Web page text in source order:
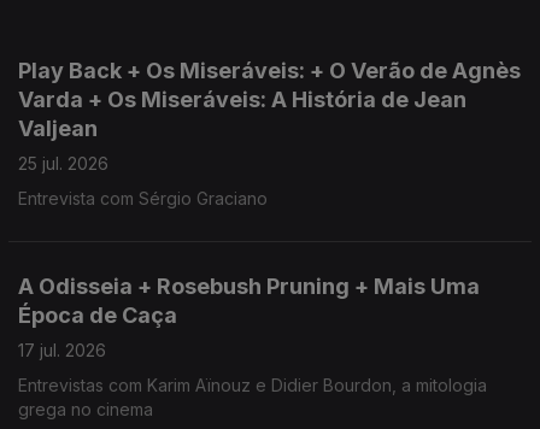
Play Back + Os Miseráveis: + O Verão de Agnès
Varda + Os Miseráveis: A História de Jean
Valjean
25 jul. 2026
Entrevista com Sérgio Graciano
A Odisseia + Rosebush Pruning + Mais Uma
Época de Caça
17 jul. 2026
Entrevistas com Karim Aïnouz e Didier Bourdon, a mitologia
grega no cinema